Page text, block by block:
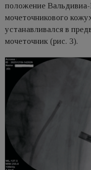
положение
мочеточникового
устанавливался в
мочеточник (рис. 3).